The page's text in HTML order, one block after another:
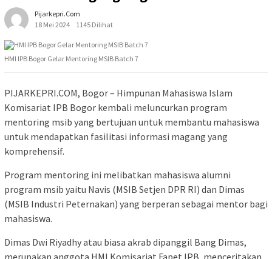
Pijarkepri.com
18 Mei 2024
1145 Dilihat
HMI IPB Bogor Gelar Mentoring MSIB Batch 7
PIJARKEPRI.COM, Bogor – Himpunan Mahasiswa Islam
Komisariat IPB Bogor kembali meluncurkan program
mentoring msib yang bertujuan untuk membantu mahasiswa
untuk mendapatkan fasilitasi informasi magang yang
komprehensif.
Program mentoring ini melibatkan mahasiswa alumni
program msib yaitu Navis (MSIB Setjen DPR RI) dan Dimas
(MSIB Industri Peternakan) yang berperan sebagai mentor bagi
mahasiswa.
Dimas Dwi Riyadhy atau biasa akrab dipanggil Bang Dimas,